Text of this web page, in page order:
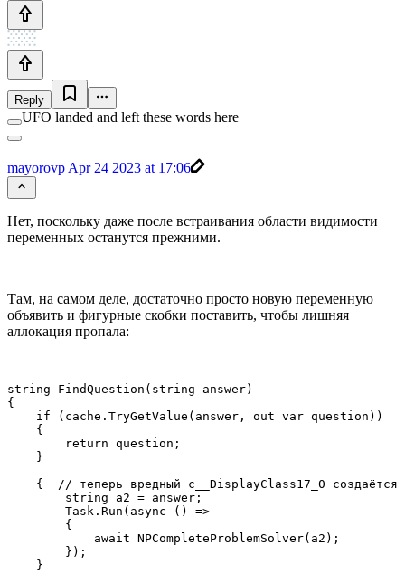
Reply
UFO landed and left these words here
mayorovp Apr 24 2023 at 17:06
Нет, поскольку даже после встраивания области видимости
переменных останутся прежними.
Там, на самом деле, достаточно просто новую переменную
объявить и фигурные скобки поставить, чтобы лишняя
аллокация пропала:
string FindQuestion(string answer)
{
    if (cache.TryGetValue(answer, out var question))
    {
        return question;
    }
{  // теперь вредный c__DisplayClass17_0 создаётся
        string a2 = answer;
        Task.Run(async () =>
        {
            await NPCompleteProblemSolver(a2);
        });
    }